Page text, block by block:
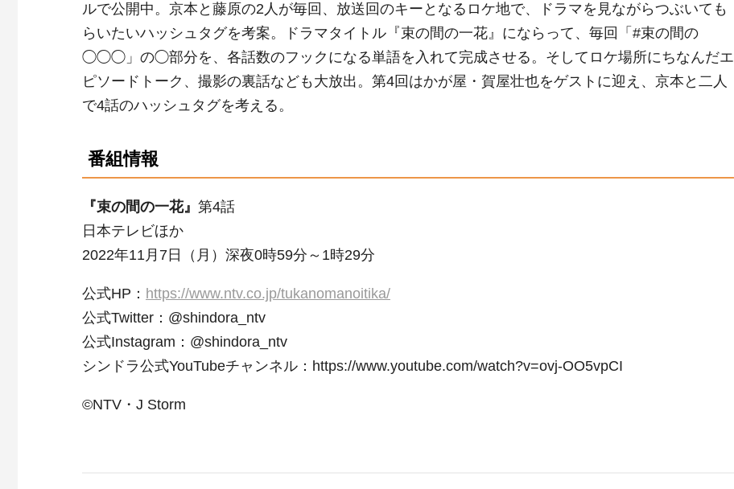
ルで公開中。京本と藤原の2人が毎回、放送回のキーとなるロケ地で、ドラマを見ながらつぶいても
らいたいハッシュタグを考案。ドラマタイトル『束の間の一花』にならって、毎回「#束の間の
◯◯◯」の◯部分を、各話数のフックになる単語を入れて完成させる。そしてロケ場所にちなんだエ
ピソードトーク、撮影の裏話なども大放出。第4回はかが屋・賀屋壮也をゲストに迎え、京本と二人
で4話のハッシュタグを考える。
番組情報
『束の間の一花』 第4話
日本テレビほか
2022年11月7日（月）深夜0時59分～1時29分
公式HP： https://www.ntv.co.jp/tukanomanoitika/
公式Twitter：@shindora_ntv
公式Instagram：@shindora_ntv
シンドラ公式YouTubeチャンネル：https://www.youtube.com/watch?v=ovj-OO5vpCI
©NTV・J Storm